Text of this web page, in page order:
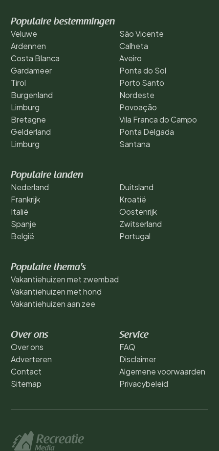
Populaire bestemmingen
Veluwe
Ardennen
Costa Blanca
Gardameer
Tirol
Burgenland
Limburg
Bretagne
Gelderland
Limburg
São Vicente
Calheta
Aveiro
Ponta do Sol
Porto Santo
Nordeste
Povoação
Vila Franca do Campo
Ponta Delgada
Santana
Populaire landen
Nederland
Frankrijk
Italië
Spanje
België
Duitsland
Kroatië
Oostenrijk
Zwitserland
Portugal
Populaire thema's
Vakantiehuizen met zwembad
Vakantiehuizen met hond
Vakantiehuizen aan zee
Over ons
Over ons
Adverteren
Contact
Sitemap
Service
FAQ
Disclaimer
Algemene voorwaarden
Privacybeleid